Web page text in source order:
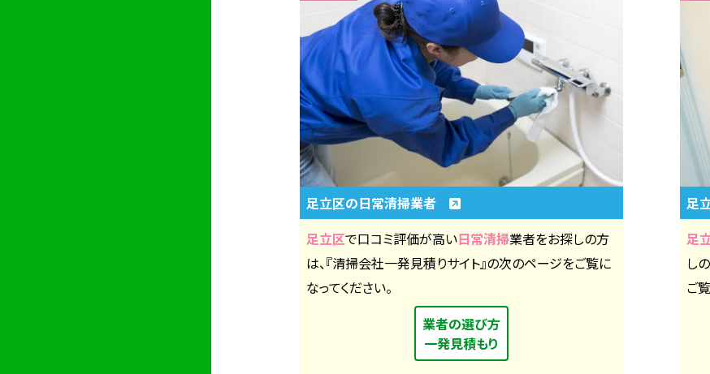
足立区の日常清掃業者
足立区で口コミ評価が高い日常清掃業者をお探しの方
は、『清掃会社一発見積りサイト』の次のページをご覧に
なってください。
業者の選び方
一発見積もり
足
足
し
ご